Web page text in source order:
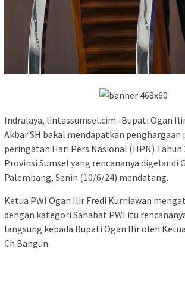
Indralaya, lintassumsel.cim -Bupati Ogan Ilir
Akbar SH bakal mendapatkan penghargaan
peringatan Hari Pers Nasional (HPN)
Provinsi Sumsel yang rencananya digelar di
Palembang, Senin (10/6/24) mendatang.
Ketua PWI Ogan Ilir Fredi Kurniawan
dengan kategori Sahabat PWI itu
langsung kepada Bupati Ogan Ilir oleh
Ch Bangun.